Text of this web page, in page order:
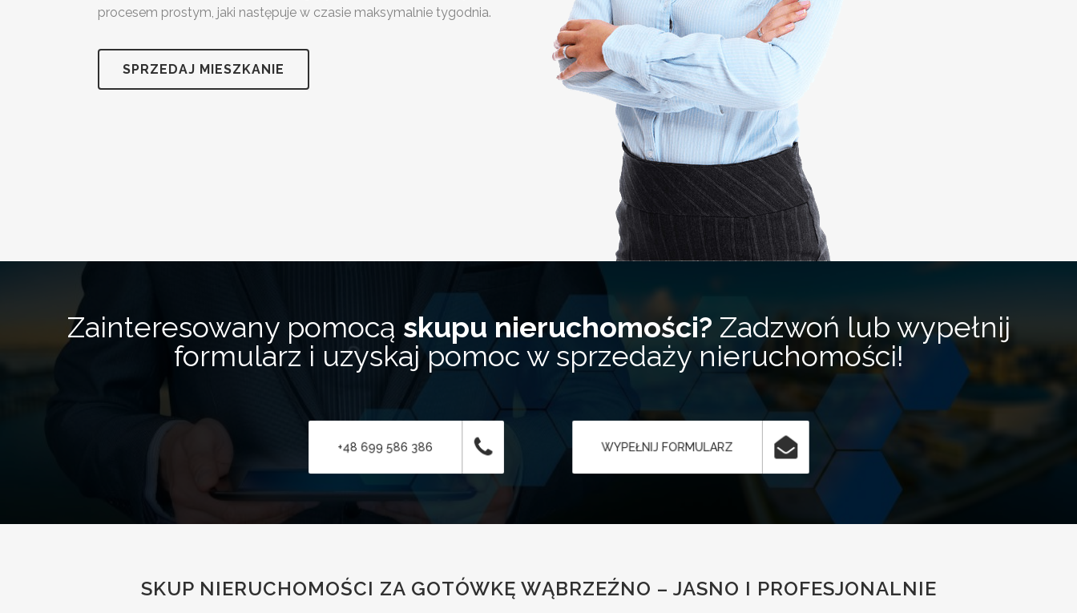
procesem prostym, jaki następuje w czasie maksymalnie tygodnia.
SPRZEDAJ MIESZKANIE
Zainteresowany pomocą skupu nieruchomości? Zadzwoń lub wypełnij
formularz i uzyskaj pomoc w sprzedaży nieruchomości!
+48 699 586 386 WYPEŁNIJ FORMULARZ
SKUP NIERUCHOMOŚCI ZA GOTÓWKĘ WĄBRZEŹNO – JASNO I PROFESJONALNIE